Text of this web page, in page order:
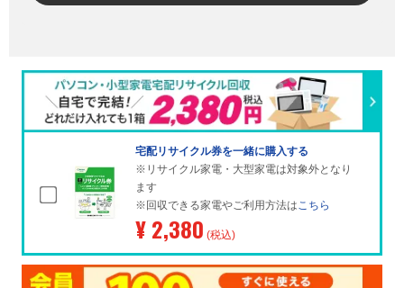
宅配リサイクル券を一緒に購入する
※リサイクル家電・大型家電は対象外となり
ます
※回収できる家電やご利用方法はこちら
¥ 2,380 (税込)